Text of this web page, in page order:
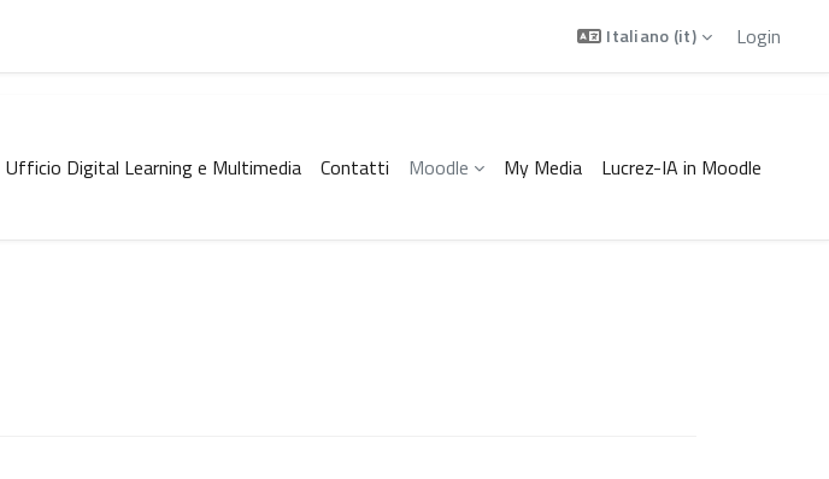
Italiano ‎(it)‎ Login
Ufficio Digital Learning e Multimedia Contatti Moodle My Media Lucrez-IA in Moodle